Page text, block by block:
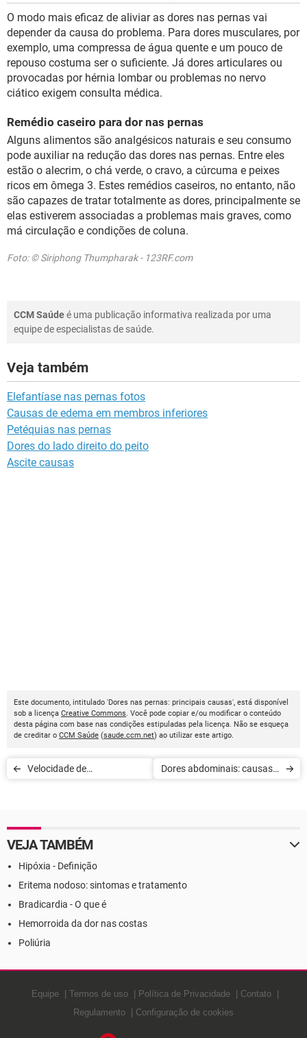
O modo mais eficaz de aliviar as dores nas pernas vai
depender da causa do problema. Para dores musculares, por
exemplo, uma compressa de água quente e um pouco de
repouso costuma ser o suficiente. Já dores articulares ou
provocadas por hérnia lombar ou problemas no nervo
ciático exigem consulta médica.
Remédio caseiro para dor nas pernas
Alguns alimentos são analgésicos naturais e seu consumo
pode auxiliar na redução das dores nas pernas. Entre eles
estão o alecrim, o chá verde, o cravo, a cúrcuma e peixes
ricos em ômega 3. Estes remédios caseiros, no entanto, não
são capazes de tratar totalmente as dores, principalmente se
elas estiverem associadas a problemas mais graves, como
má circulação e condições de coluna.
Foto: © Siriphong Thumpharak - 123RF.com
CCM Saúdeé uma publicação informativa realizada por uma
equipe de especialistas de saúde.
Veja também
Elefantíase nas pernas fotos
Causas de edema em membros inferiores
Petéquias nas pernas
Dores do lado direito do peito
Ascite causas
Este documento, intitulado 'Dores nas pernas: principais causas', está disponível
sob a licença Creative Commons. Você pode copiar e/ou modificar o conteúdo
desta página com base nas condições estipuladas pela licença. Não se esqueça
de creditar o CCM Saúde (saude.ccm.net) ao utilizar este artigo.
Velocidade de
exame
Dores abdominais: causas e
VEJA TAMBÉM
Hipóxia - Definição
Eritema nodoso: sintomas e tratamento
Bradicardia - O que é
Hemorroida da dor nas costas
Poliúria
Equipe Termos de uso Política de Privacidade
Contato
Regulamento
Configuração de cookies